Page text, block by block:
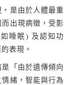
是由於人體最重
出現病徵，受影
睡眠) 及認知功
表現。
「由於遺傳傾向
緒，智能與行為